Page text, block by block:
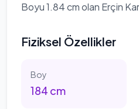
Boyu 1.84 cm olan Erçin
Fiziksel Özellikler
Boy
184 cm